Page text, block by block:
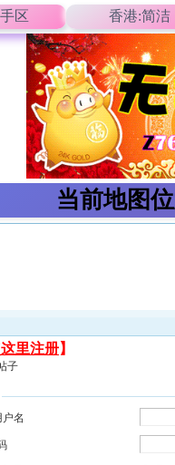
区 香港:简洁
当前地图
里注册】
子
户名